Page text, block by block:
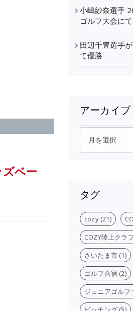
ベー
小嶋紗奈選手
ゴルフ大会に
田辺千豊選手
て優勝
アーカイブ
カ
タグ
cozy(21)
COZY陸上クラ
さいたま市 (1)
ゴルフ合宿 (2)
ジュニアゴルフ